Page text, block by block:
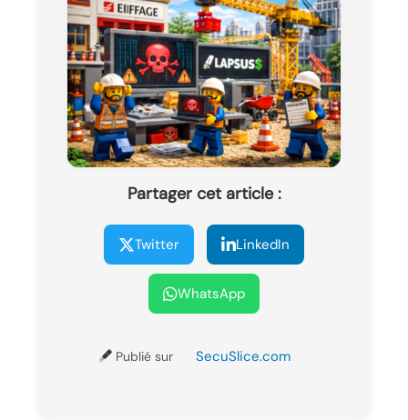
Partager cet article :
Twitter LinkedIn
WhatsApp
Publié sur SecuSlice.com